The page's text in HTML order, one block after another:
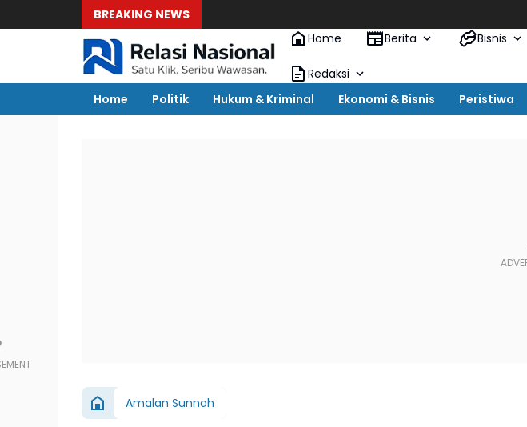
BREAKING NEWS
Home
Berita Bisnis
Redaksi
Home
Politik Hukum & Kriminal Ekonomi & Bisnis Peristiwa
Amalan Sunnah